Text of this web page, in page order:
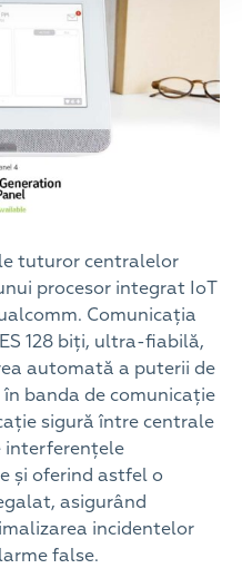
tuturor centralelor
procesor integrat IoT
Comunicația
128 biți, ultra-fiabilă,
automată a puterii de
banda de comunicație
sigură între centrale
interferențele
și oferind astfel o
asigurând
incidentelor
false.